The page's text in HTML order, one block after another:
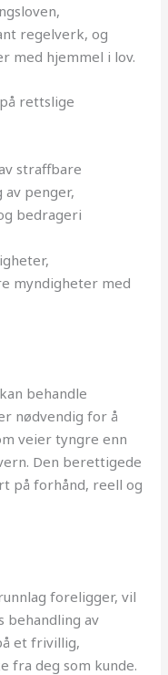
regelverk, og
med hjemmel i lov.
rettslige
straffbare
av penger,
bedrageri
myndigheter med
behandle
nødvendig for å
veier tyngre enn
Den berettigede
på forhånd, reell og
foreligger, vil
behandling av
et frivillig,
fra deg som kunde.